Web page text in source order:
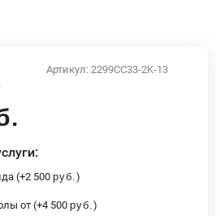
Артикул: 2299CC33-2K-13
(+2 500 руб. )
от (+4 500 руб. )